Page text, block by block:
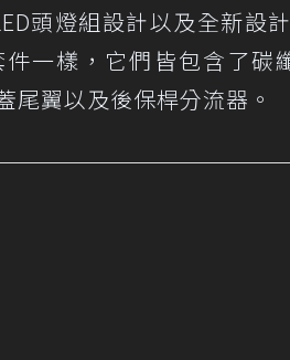
頭燈組設計以及全新設
一樣，它們皆包含了碳
尾翼以及後保桿分流器。